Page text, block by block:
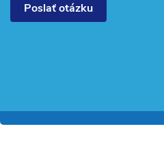
Poslať otázku